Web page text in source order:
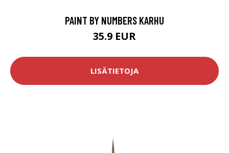
PAINT BY NUMBERS KARHU
35.9 EUR
LISÄTIETOJA